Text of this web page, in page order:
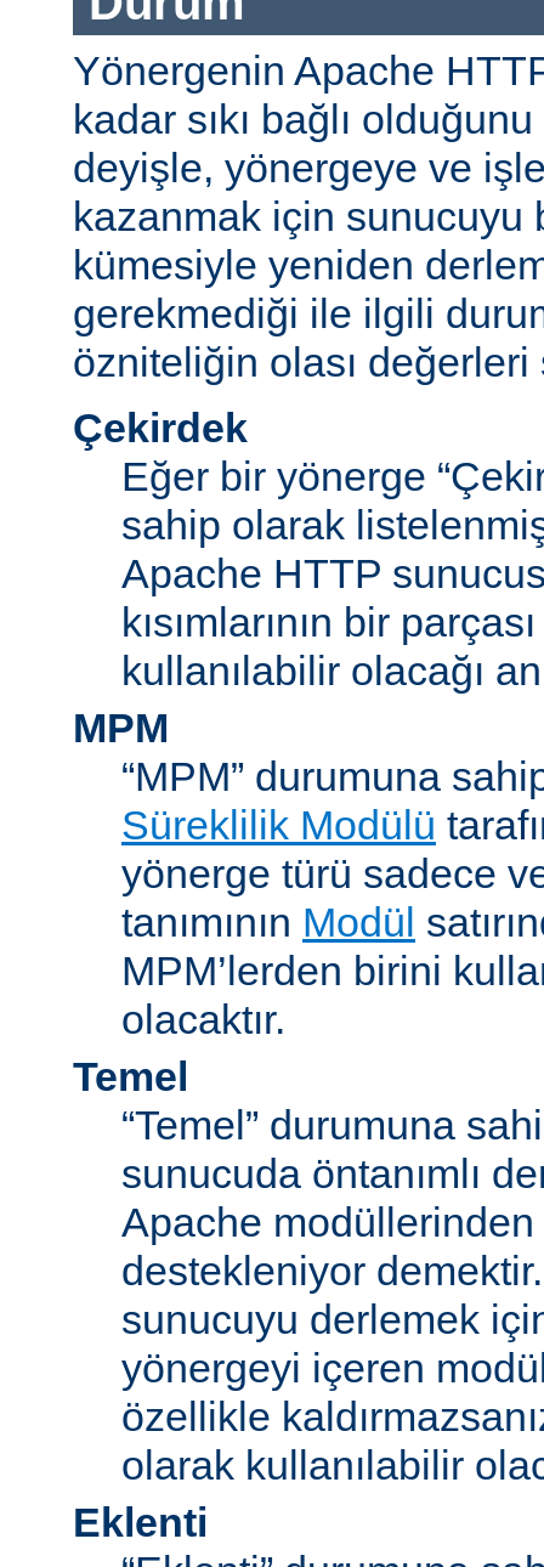
Yönergenin Apache
kadar sıkı bağlı
deyişle, yönergeye ve
kazanmak için sunucuyu
kümesiyle yeniden
gerekmediği ile ilgili
özniteliğin olası değerleri
Çekirdek
Eğer bir yönerge
sahip olarak
Apache HTTP
kısımlarının bir
kullanılabilir olacağı
MPM
“MPM” durumuna
Süreklilik Modülü
yönerge türü sadece
tanımının Modül
MPM’lerden birini
olacaktır.
Temel
“Temel” durumuna
sunucuda öntanımlı
Apache modüllerinden
destekleniyor
sunucuyu derlemek
yönergeyi içeren
özellikle
olarak kullanılabilir
Eklenti